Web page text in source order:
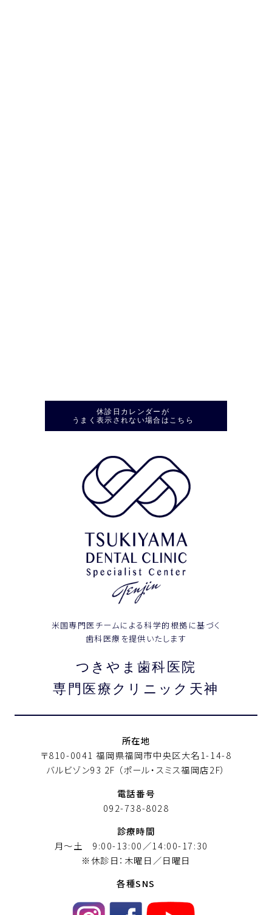
休診日カレンダーが
うまく表示されない場合はこちら
米国専門医チームによる科学的根拠に基づく
歯科医療を提供いたします
つきやま歯科医院
専門医療クリニック天神
所在地
〒810-0041 福岡県福岡市中央区大名1-14-8
バルビゾン93 2F （ポール・スミス福岡店2F）
電話番号
092-738-8028
診療時間
月〜土 9:00-13:00／14:00-17:30
※休診日：木曜日／日曜日
各種SNS